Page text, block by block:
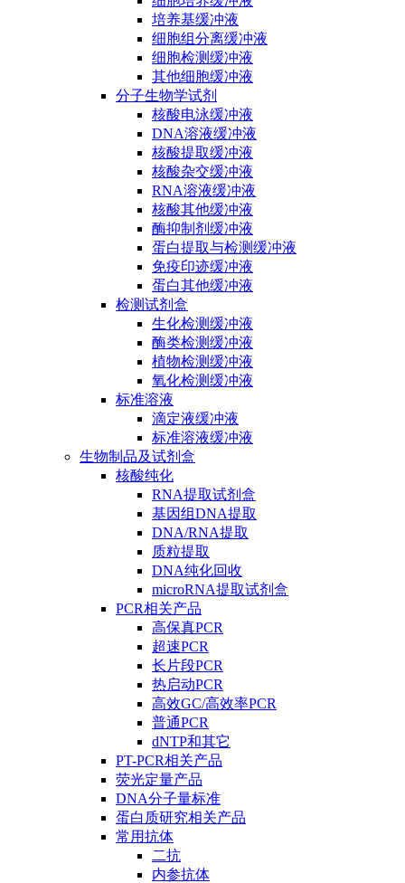
培养基缓冲液
细胞组分离缓冲液
细胞检测缓冲液
其他细胞缓冲液
分子生物学试剂
核酸电泳缓冲液
DNA溶液缓冲液
核酸提取缓冲液
核酸杂交缓冲液
RNA溶液缓冲液
核酸其他缓冲液
酶抑制剂缓冲液
蛋白提取与检测缓冲液
免疫印迹缓冲液
蛋白其他缓冲液
检测试剂盒
生化检测缓冲液
酶类检测缓冲液
植物检测缓冲液
氧化检测缓冲液
标准溶液
滴定液缓冲液
标准溶液缓冲液
生物制品及试剂盒
核酸纯化
RNA提取试剂盒
基因组DNA提取
DNA/RNA提取
质粒提取
DNA纯化回收
microRNA提取试剂盒
PCR相关产品
高保真PCR
超速PCR
长片段PCR
热启动PCR
高效GC/高效率PCR
普通PCR
dNTP和其它
PT-PCR相关产品
荧光定量产品
DNA分子量标准
蛋白质研究相关产品
常用抗体
二抗
内参抗体